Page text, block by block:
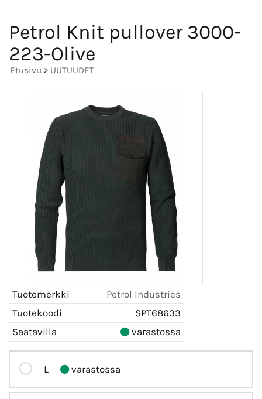
Petrol Knit pullover 3000-
223-Olive
Etusivu > UUTUUDET
Tuotemerkki
Petrol Industries
Tuotekoodi
SPT68633
Saatavilla
varastossa
L varastossa